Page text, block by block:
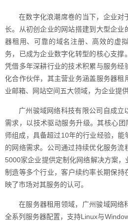
在数字化浪潮席卷的当下，企业对
长。从初创企业的网站搭建到大型企业
器租用、可靠的域名注册、高效的虚
务，已成为企业数字化转型的核心支撑
凭借多年深耕行业的技术积累与服务经
化合作伙伴，其主营业务涵盖服务器租
业邮箱、网站空间五大领域，为企业提
广州骏域网络科技有限公司自成立
需求，以技术驱动服务升级。其核心
师组成，具备超过10年的行业经验，
的网络需求。公司通过持续优化服务流
5000家企业提供定制化网络解决方案，
制造等多个行业，客户续约率长期保持
映了市场对其服务的认可。
在服务器租用领域，广州骏域网络
全系列服务器配置，支持Linux与